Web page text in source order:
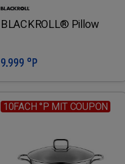
BLACKROLL® Pillow
In den Warenkorb
9.999 °P
10FACH °P MIT COUPON